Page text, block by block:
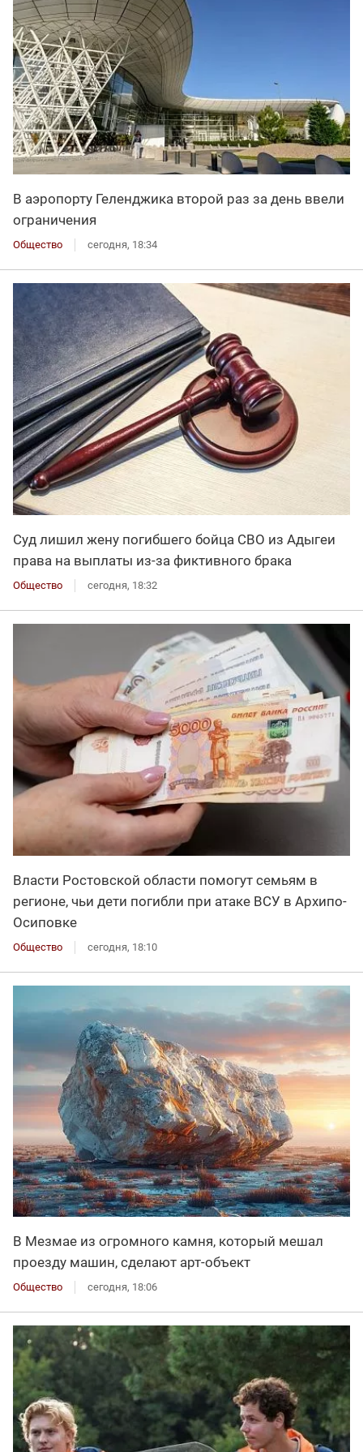
В аэропорту Геленджика второй раз за день ввели
ограничения
Общество сегодня, 18:34
Суд лишил жену погибшего бойца СВО из Адыгеи
права на выплаты из-за фиктивного брака
Общество сегодня, 18:32
Власти Ростовской области помогут семьям в
регионе, чьи дети погибли при атаке ВСУ в Архипо-
Осиповке
Общество сегодня, 18:10
В Мезмае из огромного камня, который мешал
проезду машин, сделают арт-объект
Общество сегодня, 18:06